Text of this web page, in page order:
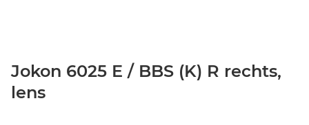
Jokon 6025 E / BBS (K) R rechts,
lens